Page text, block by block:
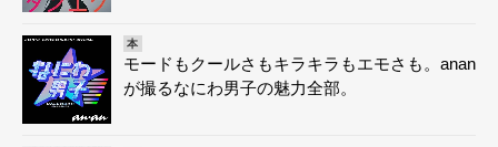
本
モードもクールさもキラキラもエモさも。anan
が撮るなにわ男子の魅力全部。